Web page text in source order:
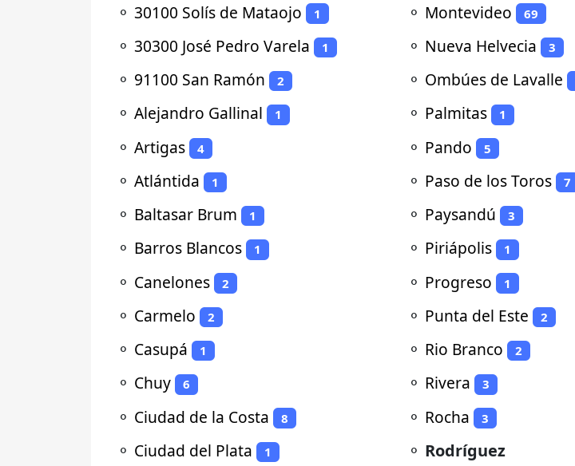
⚬ 30100 Solís de Mataojo 1
⚬ 30300 José Pedro Varela 1
⚬ 91100 San Ramón 2
⚬ Alejandro Gallinal 1
⚬ Artigas 4
⚬ Atlántida 1
⚬ Baltasar Brum 1
⚬ Barros Blancos 1
⚬ Canelones 2
⚬ Carmelo 2
⚬ Casupá 1
⚬ Chuy 6
⚬ Ciudad de la Costa 8
⚬ Ciudad del Plata 1
⚬ Montevideo 69
⚬ Nueva Helvecia 3
⚬ Ombúes de Lavalle
⚬ Palmitas 1
⚬ Pando 5
⚬ Paso de los Toros 7
⚬ Paysandú 3
⚬ Piriápolis 1
⚬ Progreso 1
⚬ Punta del Este 2
⚬ Rio Branco 2
⚬ Rivera 3
⚬ Rocha 3
⚬ Rodríguez